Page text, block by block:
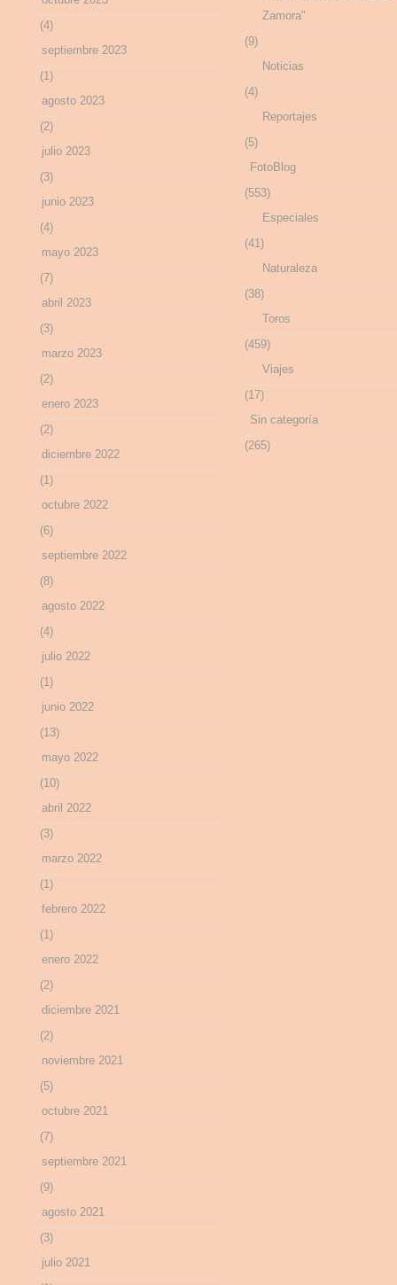
(4)
septiembre 2023
(1)
agosto 2023
(2)
julio 2023
(3)
junio 2023
(4)
mayo 2023
(7)
abril 2023
(3)
marzo 2023
(2)
enero 2023
(2)
diciembre 2022
(1)
octubre 2022
(6)
septiembre 2022
(8)
agosto 2022
(4)
julio 2022
(1)
junio 2022
(13)
mayo 2022
(10)
abril 2022
(3)
marzo 2022
(1)
febrero 2022
(1)
enero 2022
(2)
diciembre 2021
(2)
noviembre 2021
(5)
octubre 2021
(7)
septiembre 2021
(9)
agosto 2021
(3)
julio 2021
Zamora"
(9)
Noticias
(4)
Reportajes
(5)
FotoBlog
(553)
Especiales
(41)
Naturaleza
(38)
Toros
(459)
Viajes
(17)
Sin categoría
(265)